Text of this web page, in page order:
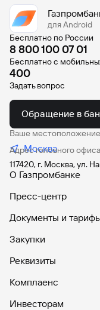
для Android
Бесплатно по России
8 800 100 07 01
Бесплатно с
400
Задать вопрос
Обращение в
Ваше местоположение
Москва
Адрес головного
117420, г. Москва, ул.
О Газпромбанке
Пресс-центр
Документы и
Закупки
Реквизиты
Комплаенс
Инвесторам